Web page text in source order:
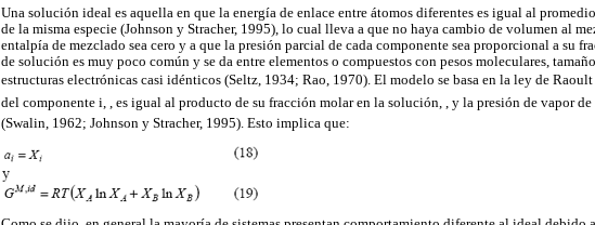
Una solución ideal es aquella en que la energía de enlace entre átomos diferentes es igual al
de la misma especie (Johnson y Stracher, 1995), lo cual lleva a que no haya cambio de volumen al
entalpía de mezclado sea cero y a que la presión parcial de cada componente sea proporcional a su
de solución es muy poco común y se da entre elementos o compuestos con pesos moleculares,
estructuras electrónicas casi idénticos (Seltz, 1934; Rao, 1970). El modelo se basa en la ley de
del componente i, , es igual al producto de su fracción molar en la solución, , y la presión de vapor de
(Swalin, 1962; Johnson y Stracher, 1995). Esto implica que: